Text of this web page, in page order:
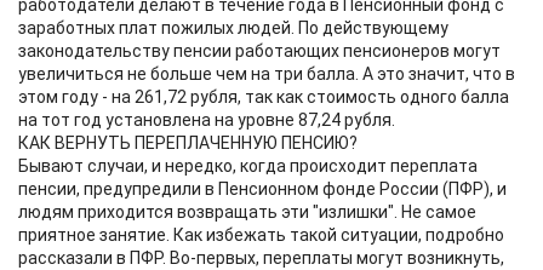
работодатели делают в течение года в Пенсионный фонд с
заработных плат пожилых людей. По действующему
законодательству пенсии работающих пенсионеров могут
увеличиться не больше чем на три балла. А это значит, что в
этом году - на 261,72 рубля, так как стоимость одного балла
на тот год установлена на уровне 87,24 рубля.
КАК ВЕРНУТЬ ПЕРЕПЛАЧЕННУЮ ПЕНСИЮ?
Бывают случаи, и нередко, когда происходит переплата
пенсии, предупредили в Пенсионном фонде России (ПФР), и
людям приходится возвращать эти "излишки". Не самое
приятное занятие. Как избежать такой ситуации, подробно
рассказали в ПФР. Во-первых, переплаты могут возникнуть,